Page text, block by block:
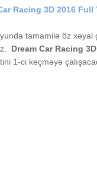
Racing 3D 2016 Full
tamamilə öz
Dream Car Racing 3D
1-ci keçməyə